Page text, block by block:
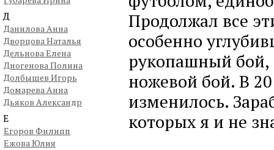
Д
Данилова Анна
Дворцова Наталья
Дельнова Елена
Диогенова Полина
Долбышев Игорь
Домарева Анна
Дьяков Александр
Е
Егоров Филипп
Ежова Юлия
Продолжал все
особенно
рукопашный бой,
ножевой бой. В
изменилось.
которых я и не